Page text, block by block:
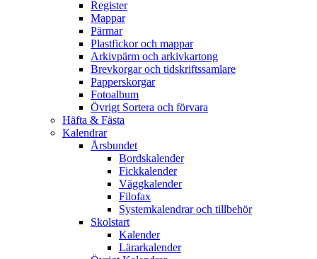
Register
Mappar
Pärmar
Plastfickor och mappar
Arkivpärm och arkivkartong
Brevkorgar och tidskriftssamlare
Papperskorgar
Fotoalbum
Övrigt Sortera och förvara
Häfta & Fästa
Kalendrar
Årsbundet
Bordskalender
Fickkalender
Väggkalender
Filofax
Systemkalendrar och tillbehör
Skolstart
Kalender
Lärarkalender